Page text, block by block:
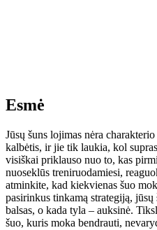
Esmė
Jūsų šuns lojimas nėra
kalbėtis, ir jie tik laukia, kol
visiškai priklauso nuo to, kas
nuoseklūs treniruodamiesi,
atminkite, kad kiekvienas šuo
pasirinkus tinkamą strategiją,
balsas, o kada tyla – auksinė.
šuo, kuris moka bendrauti,